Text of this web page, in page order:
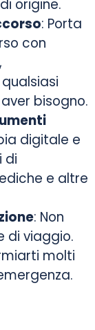
origine.
: Porta
con
bisogno.
digitale e
di
e altre
: Non
di viaggio.
molti